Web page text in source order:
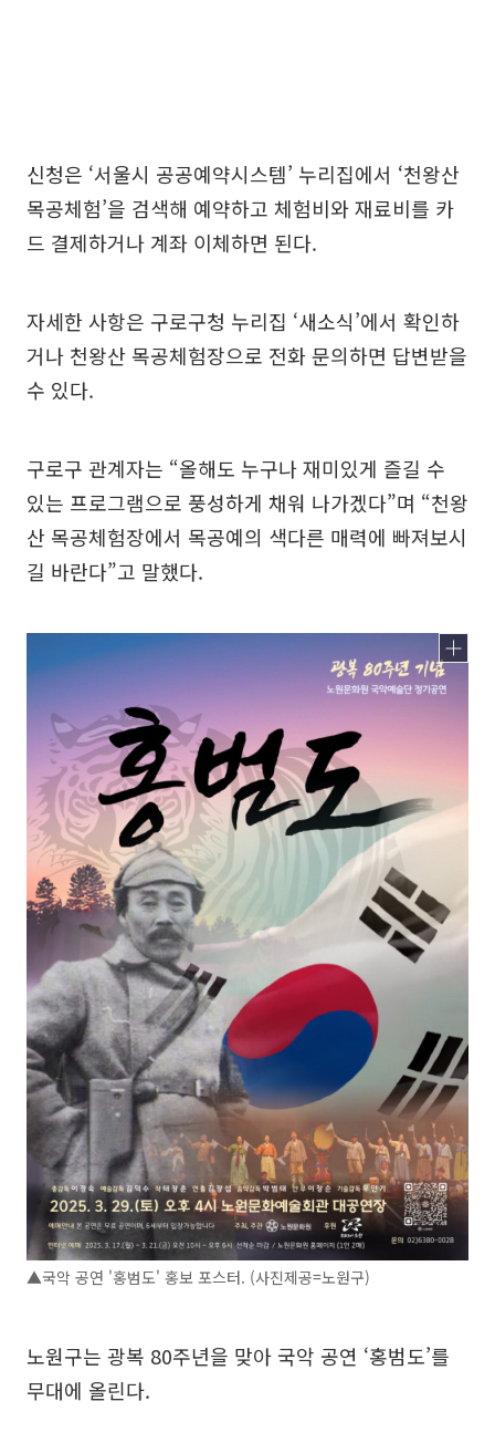
신청은 ‘서울시 공공예약시스템’ 누리집에서 ‘천왕산
목공체험’을 검색해 예약하고 체험비와 재료비를 카
드 결제하거나 계좌 이체하면 된다.
자세한 사항은 구로구청 누리집 ‘새소식’에서 확인하
거나 천왕산 목공체험장으로 전화 문의하면 답변받을
수 있다.
구로구 관계자는 “올해도 누구나 재미있게 즐길 수
있는 프로그램으로 풍성하게 채워 나가겠다”며 “천왕
산 목공체험장에서 목공예의 색다른 매력에 빠져보시
길 바란다”고 말했다.
▲국악 공연 '홍범도' 홍보 포스터. (사진제공=노원구)
노원구는 광복 80주년을 맞아 국악 공연 ‘홍범도’를
무대에 올린다.